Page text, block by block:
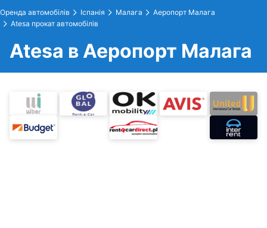
Оренда автомобілів Іспанія Малага
Аеропорт Малага
Atesa прокат автомобілів
Atesa в Аеропорт Малага